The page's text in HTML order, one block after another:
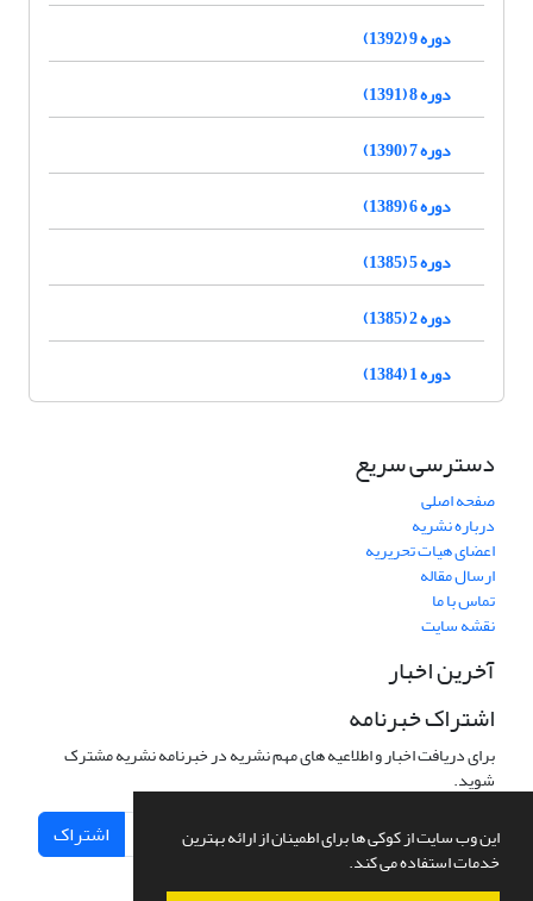
این وب سایت از کوکی ها برای اطمینان از ارائه بهترین
خدمات استفاده می کند.
دوره 9 (1392)
دوره 8 (1391)
دوره 7 (1390)
دوره 6 (1389)
دوره 5 (1385)
دوره 2 (1385)
دوره 1 (1384)
دسترسی سریع
صفحه اصلی
درباره نشریه
اعضای هیات تحریریه
ارسال مقاله
تماس با ما
نقشه سایت
آخرین اخبار
اشتراک خبرنامه
برای دریافت اخبار و اطلاعیه های مهم نشریه در خبرنامه نشریه مشترک
شوید.
اشتراک